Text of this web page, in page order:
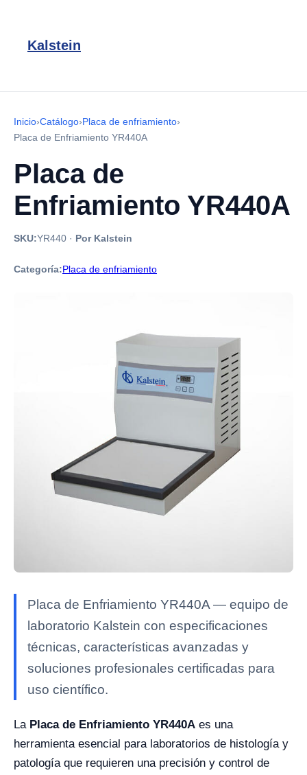
Kalstein
Inicio›Catálogo›Placa de enfriamiento›
Placa de Enfriamiento YR440A
Placa de
Enfriamiento YR440A
SKU:YR440 · Por Kalstein
Categoría:Placa de enfriamiento
Placa de Enfriamiento YR440A — equipo de
laboratorio Kalstein con especificaciones
técnicas, características avanzadas y
soluciones profesionales certificadas para
uso científico.
La Placa de Enfriamiento YR440A es una
herramienta esencial para laboratorios de histología y
patología que requieren una precisión y control de